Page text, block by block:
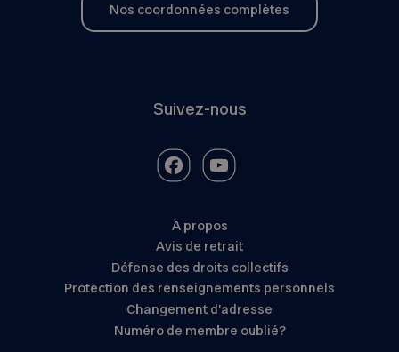
Nos coordonnées complètes
Suivez-nous
À propos
Avis de retrait
Défense des droits collectifs
Protection des renseignements personnels
Changement d’adresse
Numéro de membre oublié?